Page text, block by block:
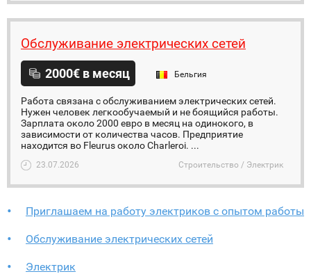
Обслуживание электрических сетей
2000€ в месяц Бельгия
Работа связана с обслуживанием электрических сетей.
Нужен человек легкообучаемый и не боящийся работы.
Зарплата около 2000 евро в месяц на одинокого, в
зависимости от количества часов. Предприятие
находится во Fleurus около Charleroi. ...
23.07.2026 Строительство / Электрик
Приглашаем на работу электриков с опытом работы
Обслуживание электрических сетей
Электрик